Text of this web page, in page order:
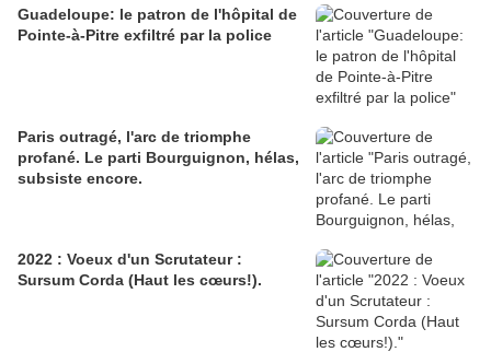
Guadeloupe: le patron de l'hôpital de
Pointe-à-Pitre exfiltré par la police
Paris outragé, l'arc de triomphe
profané. Le parti Bourguignon, hélas,
subsiste encore.
2022 : Voeux d'un Scrutateur :
Sursum Corda (Haut les cœurs!).